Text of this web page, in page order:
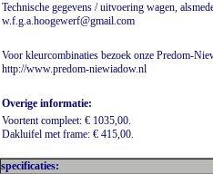
Technische gegevens / uitvoering wagen,
w.f.g.a.hoogewerf@gmail.com
Voor kleurcombinaties bezoek onze Predom-
http://www.predom-niewiadow.nl
Overige informatie:
Voortent compleet: € 1035,00.
Dakluifel met frame: € 415,00.
specificaties: